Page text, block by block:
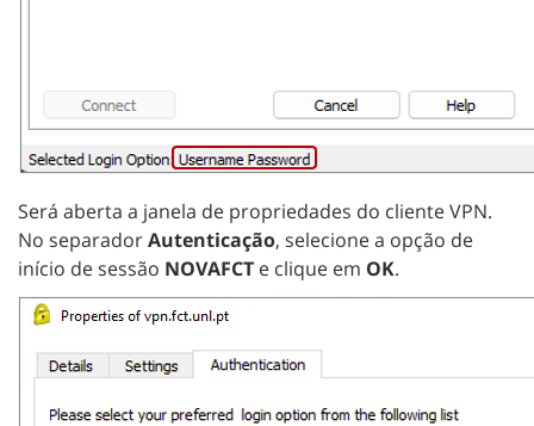
Será aberta a janela de propriedades do cliente VPN.
No separadorAutenticação, selecione a opção de
início de sessão NOVAFCT e clique em OK.